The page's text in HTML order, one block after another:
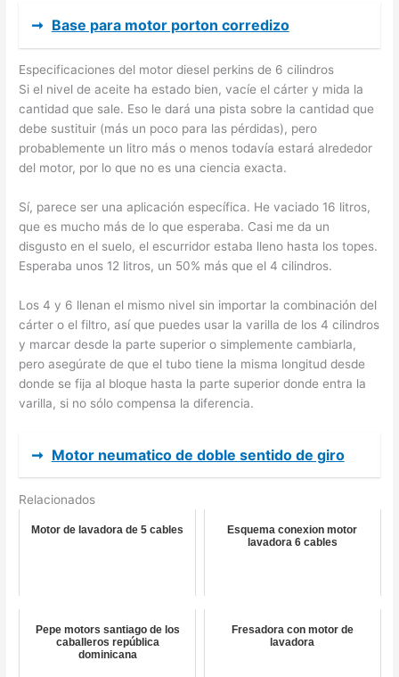
➞ Base para motor porton corredizo
Especificaciones del motor diesel perkins de 6 cilindros
Si el nivel de aceite ha estado bien, vacíe el cárter y mida la
cantidad que sale. Eso le dará una pista sobre la cantidad que
debe sustituir (más un poco para las pérdidas), pero
probablemente un litro más o menos todavía estará alrededor
del motor, por lo que no es una ciencia exacta.
Sí, parece ser una aplicación específica. He vaciado 16 litros,
que es mucho más de lo que esperaba. Casi me da un
disgusto en el suelo, el escurridor estaba lleno hasta los topes.
Esperaba unos 12 litros, un 50% más que el 4 cilindros.
Los 4 y 6 llenan el mismo nivel sin importar la combinación del
cárter o el filtro, así que puedes usar la varilla de los 4 cilindros
y marcar desde la parte superior o simplemente cambiarla,
pero asegúrate de que el tubo tiene la misma longitud desde
donde se fija al bloque hasta la parte superior donde entra la
varilla, si no sólo compensa la diferencia.
➞ Motor neumatico de doble sentido de giro
Relacionados
Motor de lavadora de 5 cables
Esquema conexion motor
lavadora 6 cables
Pepe motors santiago de los
caballeros república
dominicana
Fresadora con motor de
lavadora